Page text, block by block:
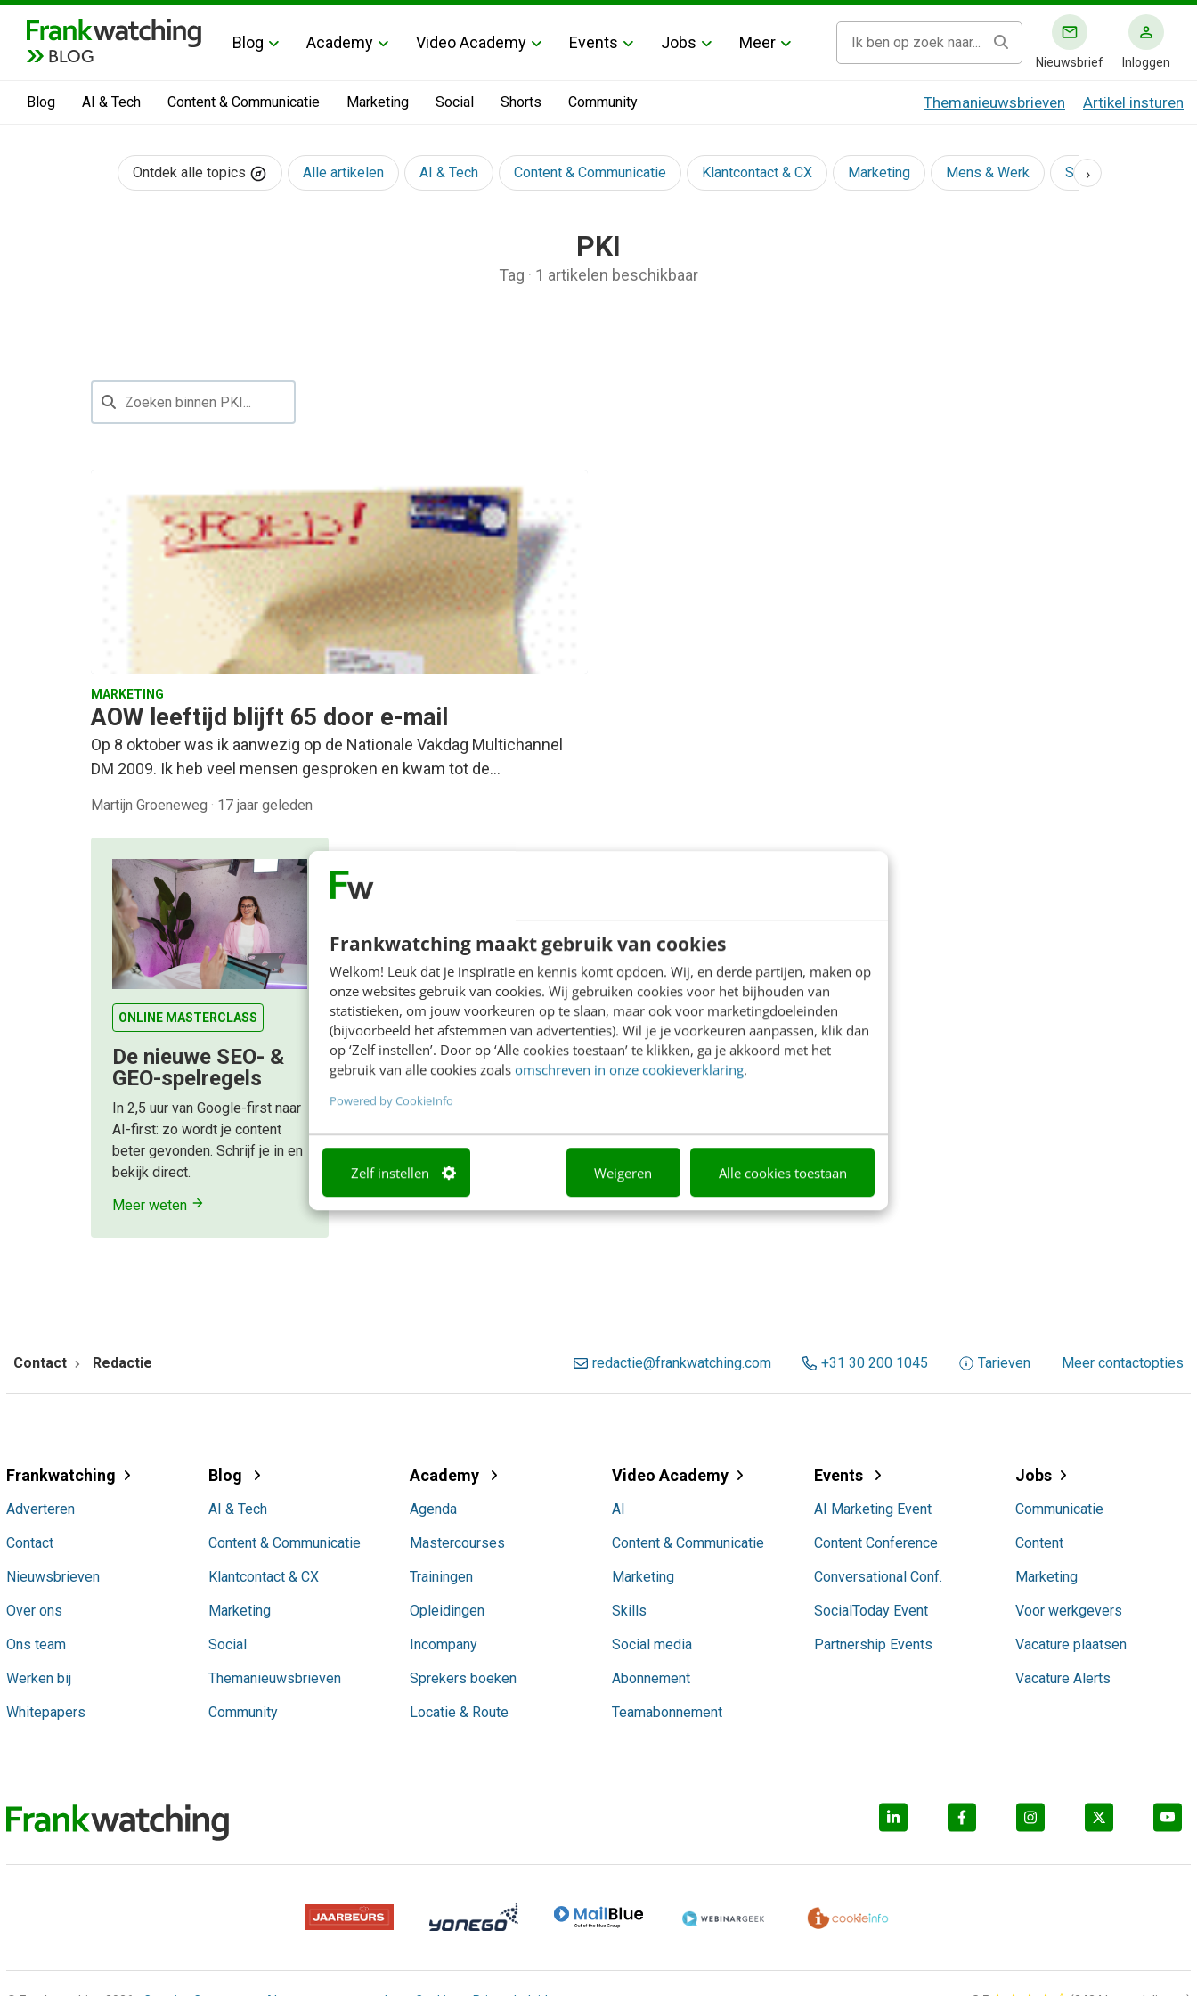
Frankwatching maakt gebruik van cookies
Welkom! Leuk dat je inspiratie en kennis komt opdoen. Wij, en derde partijen, maken op
onze websites gebruik van cookies. Wij gebruiken cookies voor het bijhouden van
statistieken, om jouw voorkeuren op te slaan, maar ook voor marketingdoeleinden
(bijvoorbeeld het afstemmen van advertenties). Wil je je voorkeuren aanpassen, klik dan
op ‘Zelf instellen’. Door op ‘Alle cookies toestaan’ te klikken, ga je akkoord met het
gebruik van alle cookies zoals omschreven in onze cookieverklaring.
Powered by CookieInfo
Zelf instellen Weigeren Alle cookies toestaan
BLOG
Blog Academy Video Academy Events Jobs Meer
Nieuwsbrief Inloggen
Blog AI & Tech Content & Communicatie Marketing Social Shorts Community Themanieuwsbrieven Artikel insturen
Ontdek alle topics Alle artikelen AI & Tech Content & Communicatie Klantcontact & CX Marketing Mens & Werk Social
›
PKI
Tag · 1 artikelen beschikbaar
MARKETING
AOW leeftijd blijft 65 door e-mail
Op 8 oktober was ik aanwezig op de Nationale Vakdag Multichannel
DM 2009. Ik heb veel mensen gesproken en kwam tot de…
Martijn Groeneweg · 17 jaar geleden
ONLINE MASTERCLASS
De nieuwe SEO- &
GEO-spelregels
In 2,5 uur van Google-first naar
AI-first: zo wordt je content
beter gevonden. Schrijf je in en
bekijk direct.
Meer weten
Contact Redactie redactie@frankwatching.com +31 30 200 1045 Tarieven Meer contactopties
Frankwatching
Adverteren
Contact
Nieuwsbrieven
Over ons
Ons team
Werken bij
Whitepapers
Blog
AI & Tech
Content & Communicatie
Klantcontact & CX
Marketing
Social
Themanieuwsbrieven
Community
Academy
Agenda
Mastercourses
Trainingen
Opleidingen
Incompany
Sprekers boeken
Locatie & Route
Video Academy
AI
Content & Communicatie
Marketing
Skills
Social media
Abonnement
Teamabonnement
Events
AI Marketing Event
Content Conference
Conversational Conf.
SocialToday Event
Partnership Events
Jobs
Communicatie
Content
Marketing
Voor werkgevers
Vacature plaatsen
Vacature Alerts